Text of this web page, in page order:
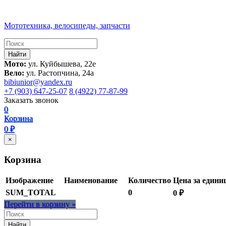
Мототехника, велосипеды, запчасти
Мото: ул. Куйбышева, 22е
Вело: ул. Растопчина, 24а
bibiunior@yandex.ru
+7 (903) 647-25-07 8 (4922) 77-87-99
Заказать звонок
0
Корзина
0 ₽
×
Корзина
Изображение Наименование Количество Цена за
SUM_TOTAL
0
0 ₽
Перейти в корзину »